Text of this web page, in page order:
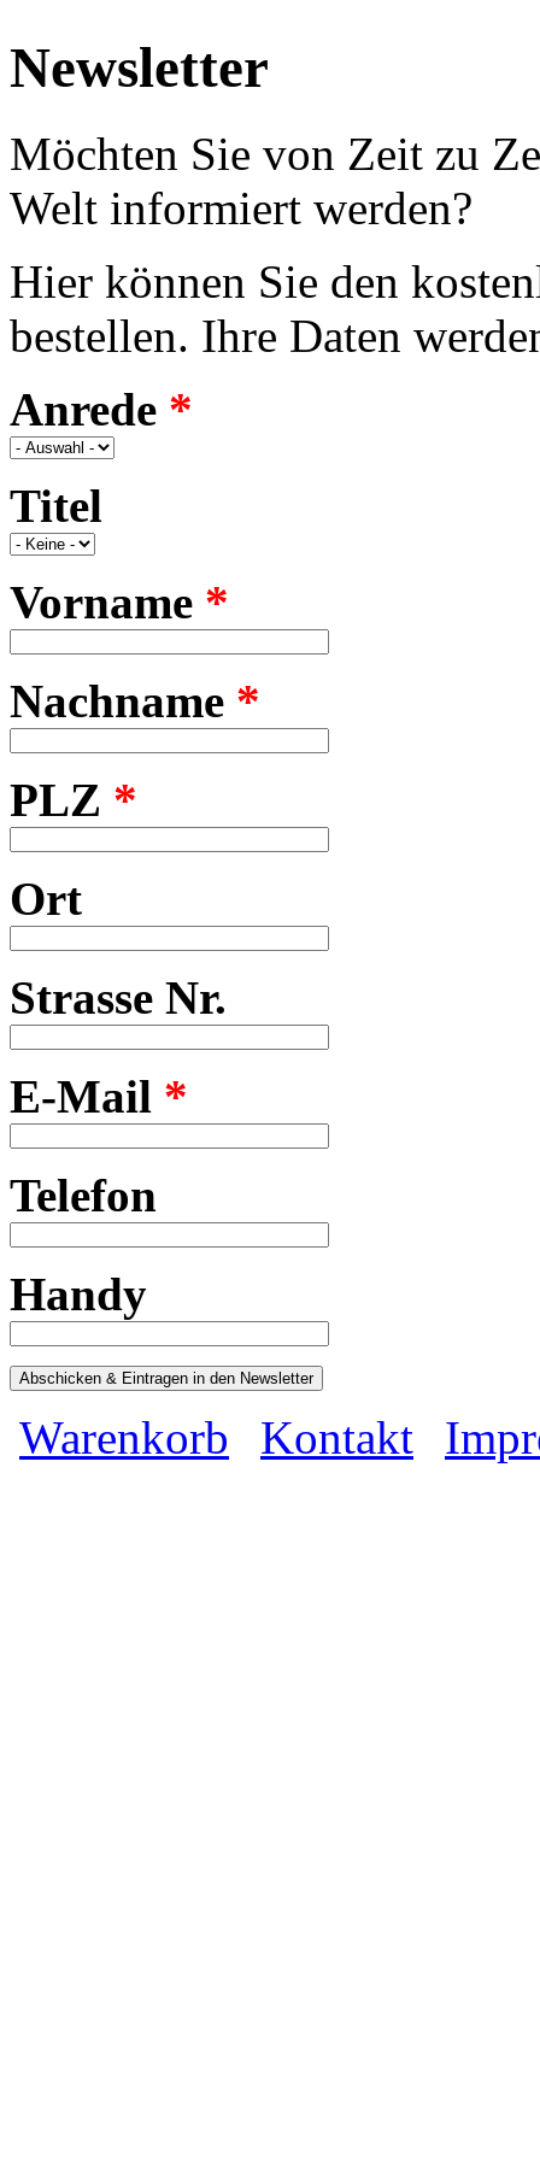
Newsletter
Möchten Sie von Zeit zu
Welt informiert werden?
Hier können Sie den
bestellen. Ihre Daten
Anrede *
Titel
Vorname *
Nachname *
PLZ *
Ort
Strasse Nr.
E-Mail *
Telefon
Handy
Hauptmenü
Warenkorb Kontakt